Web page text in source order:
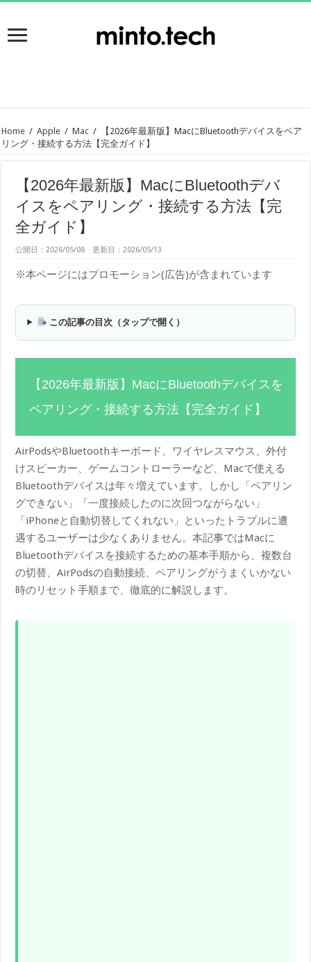
Home / Apple / Mac /
【2026年最新版】MacにBluetoothデバイスをペア
リング・接続する方法【完全ガイド】
【2026年最新版】MacにBluetoothデバ
イスをペアリング・接続する方法【完
全ガイド】
公開日：2026/05/08 更新日：2026/05/13
※本ページにはプロモーション(広告)が含まれています
この記事の目次（タップで開く）
【2026年最新版】MacにBluetoothデバイスを
ペアリング・接続する方法【完全ガイド】
AirPodsやBluetoothキーボード、ワイヤレスマウス、外付
けスピーカー、ゲームコントローラーなど、Macで使える
Bluetoothデバイスは年々増えています。しかし「ペアリン
グできない」「一度接続したのに次回つながらない」
「iPhoneと自動切替してくれない」といったトラブルに遭
遇するユーザーは少なくありません。本記事ではMacに
Bluetoothデバイスを接続するための基本手順から、複数台
の切替、AirPodsの自動接続、ペアリングがうまくいかない
時のリセット手順まで、徹底的に解説します。